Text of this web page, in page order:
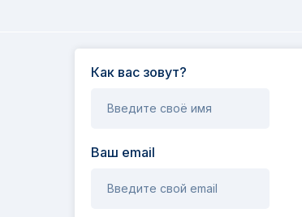
Как вас зовут?
Введите своё имя
Ваш email
Введите свой email